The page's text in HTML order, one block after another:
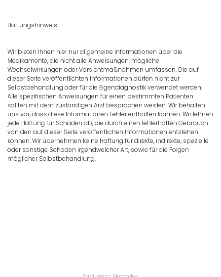
Haftungshinweis
Wir bieten Ihnen hier nur allgemeine Informationen über die
Medikamente, die nicht alle Anweisungen, mögliche
Wechselwirkungen oder Vorsichtmaßnahmen umfassen. Die auf
dieser Seite veröffentlichten Informationen dürfen nicht zur
Selbstbehandlung oder für die Eigendiagnostik verwendet werden.
Alle spezifischen Anweisungen für einen bestimmten Patienten
sollten mit dem zuständigen Arzt besprochen werden. Wir behalten
uns vor, dass diese Informationen Fehler enthalten können. Wir lehnen
jede Haftung für Schäden ab, die durch einen fehlerhaften Gebrauch
von den auf dieser Seite veröffentlichen Informationen entstehen
können. Wir übernehmen keine Haftung für direkte, indirekte, spezielle
oder sonstige Schaden irgendwelcher Art, sowie für die Folgen
möglicher Selbstbehandlung.